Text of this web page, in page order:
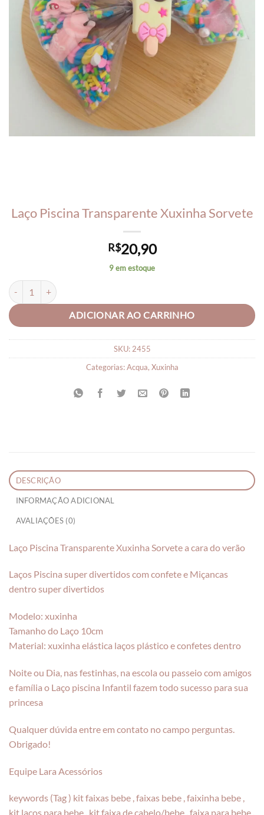
Laço Piscina Transparente Xuxinha Sorvete
R$20,90
9 em estoque
Laço Piscina Transparente Xuxinha Sorvete quantidade
ADICIONAR AO CARRINHO
SKU: 2455
Categorias:Acqua, Xuxinha
DESCRIÇÃO
INFORMAÇÃO ADICIONAL
AVALIAÇÕES (0)
Laço Piscina Transparente Xuxinha Sorvete a cara do verão
Laços Piscina super divertidos com confete e Miçancas
dentro super divertidos
Modelo: xuxinha
Tamanho do Laço 10cm
Material: xuxinha elástica laços plástico e confetes dentro
Noite ou Dia, nas festinhas, na escola ou passeio com amigos
e família o Laço piscina Infantil fazem todo sucesso para sua
princesa
Qualquer dúvida entre em contato no campo perguntas.
Obrigado!
Equipe Lara Acessórios
keywords (Tag ) kit faixas bebe , faixas bebe , faixinha bebe ,
kit laços para bebe , kit faixa de cabelo/bebe , faixa para bebe ,